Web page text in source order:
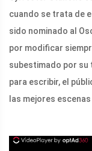
cuando se trata de
sido nominado al
por modificar
subestimado por su
para escribir, el
las mejores